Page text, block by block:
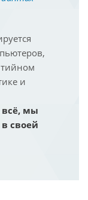
и
всё, мы
своей